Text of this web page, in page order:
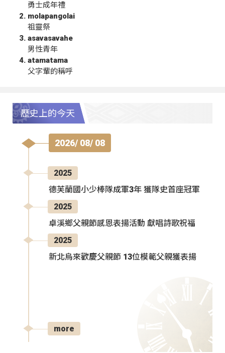
勇士成年禮
molapangolai
祖靈祭
asavasavahe
男性青年
atamatama
父字輩的稱呼
歷史上的今天
2026/ 08/ 08
2025
德芙蘭國小少棒隊成軍3年 獲隊史首座冠軍
2025
卓溪鄉父親節感恩表揚活動 獻唱詩歌祝福
2025
新北烏來歡慶父親節 13位模範父親獲表揚
more